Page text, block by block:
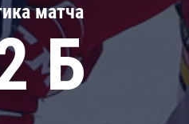
матча
Б